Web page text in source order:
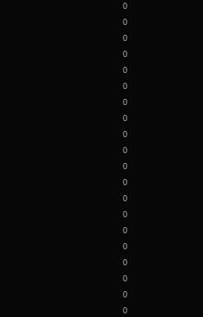
0
0
0
0
0
0
0
0
0
0
0
0
0
0
0
0
0
0
0
0